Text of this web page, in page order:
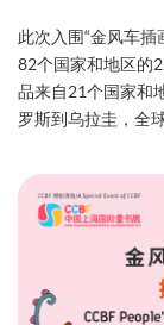
此次入围“金风车
82个国家和地区的
品来自21个国家和
罗斯到乌拉圭，全